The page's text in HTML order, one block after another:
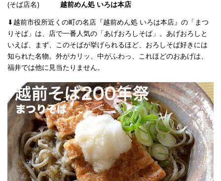
(そば店名) 越前めん処 いろは本店
⬇︎越前市役所近くの町の名店『越前めん処 いろは本店』の「まつ
りそば」は、店で一番人気の「あげおろしそば」。あげおろしと
いえば、まず、このそばが挙げられるほど、おろしそば好きには
知られた名物。外がカリッ、中がふわっ、これほどのおあげは、
福井では他に見当たりません。